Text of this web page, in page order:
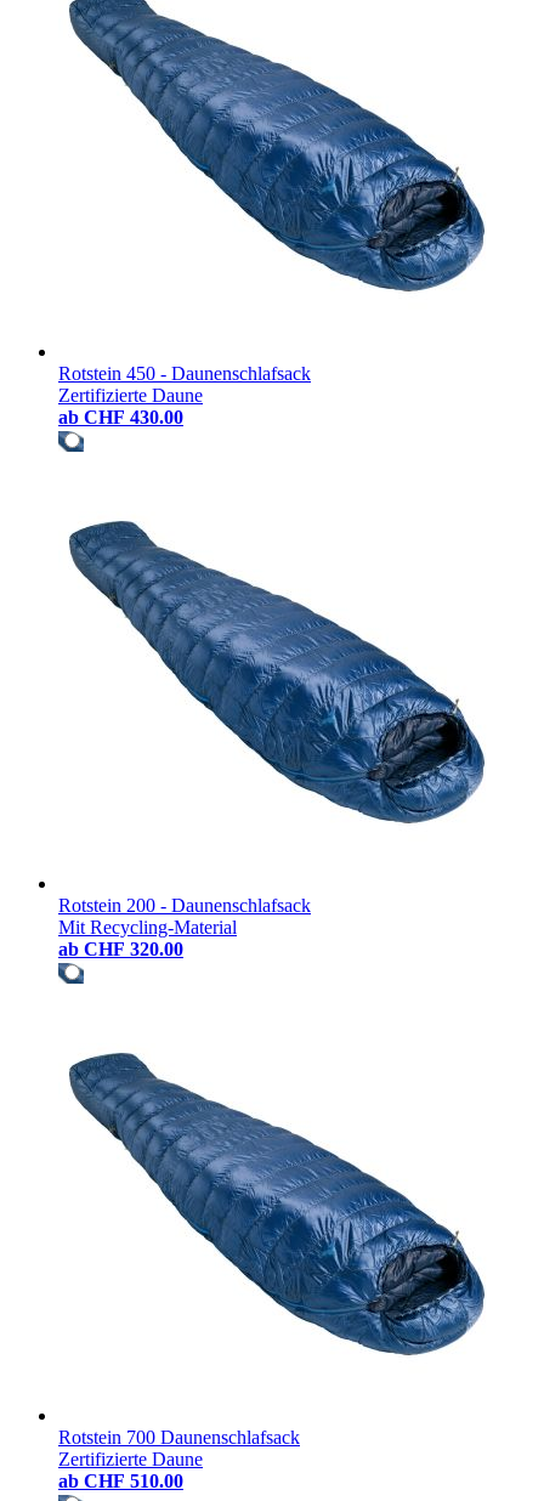
Rotstein 450 - Daunenschlafsack
Zertifizierte Daune
ab CHF 430.00
Rotstein 200 - Daunenschlafsack
Mit Recycling-Material
ab CHF 320.00
Rotstein 700 Daunenschlafsack
Zertifizierte Daune
ab CHF 510.00